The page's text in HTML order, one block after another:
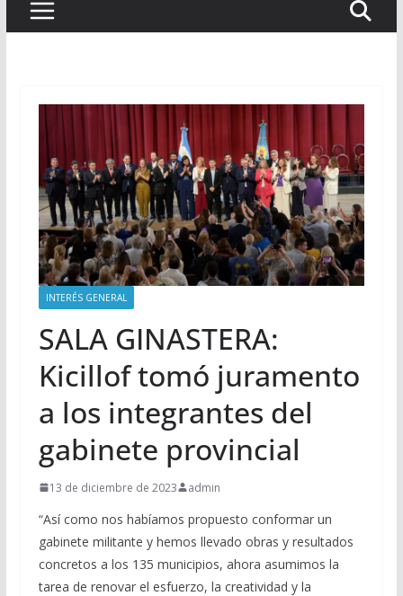
INTERÉS GENERAL
SALA GINASTERA:
Kicillof tomó juramento
a los integrantes del
gabinete provincial
13 de diciembre de 2023 admin
“Así como nos habíamos propuesto conformar un
gabinete militante y hemos llevado obras y resultados
concretos a los 135 municipios, ahora asumimos la
tarea de renovar el esfuerzo, la creatividad y la